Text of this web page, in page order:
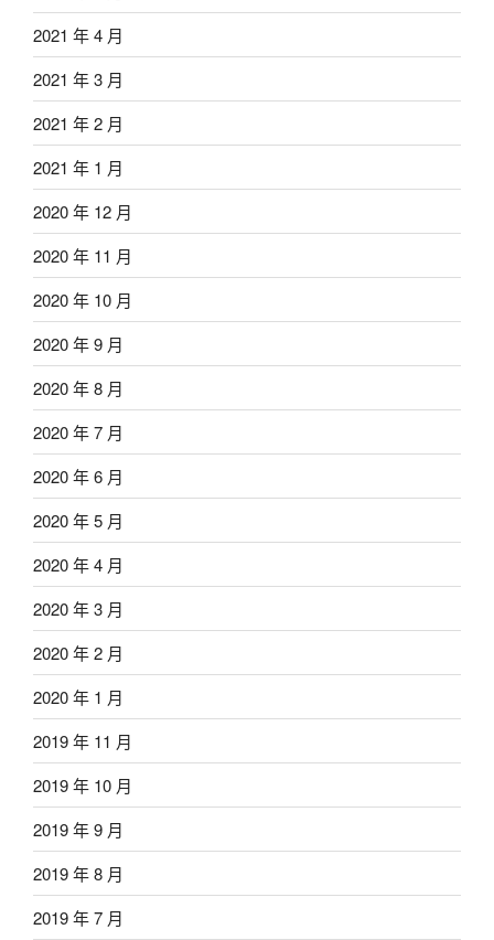
2021 年 4 月
2021 年 3 月
2021 年 2 月
2021 年 1 月
2020 年 12 月
2020 年 11 月
2020 年 10 月
2020 年 9 月
2020 年 8 月
2020 年 7 月
2020 年 6 月
2020 年 5 月
2020 年 4 月
2020 年 3 月
2020 年 2 月
2020 年 1 月
2019 年 11 月
2019 年 10 月
2019 年 9 月
2019 年 8 月
2019 年 7 月